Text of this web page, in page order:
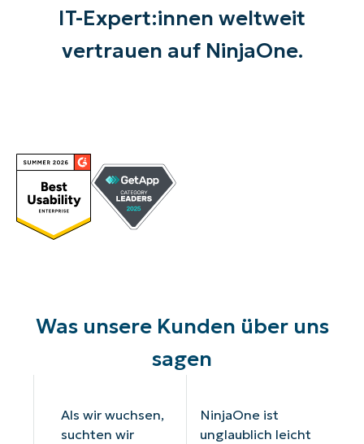
IT-Expert:innen weltweit
vertrauen auf NinjaOne.
Was unsere Kunden über uns
sagen
Als wir wuchsen,
suchten wir
NinjaOne ist
unglaublich leicht